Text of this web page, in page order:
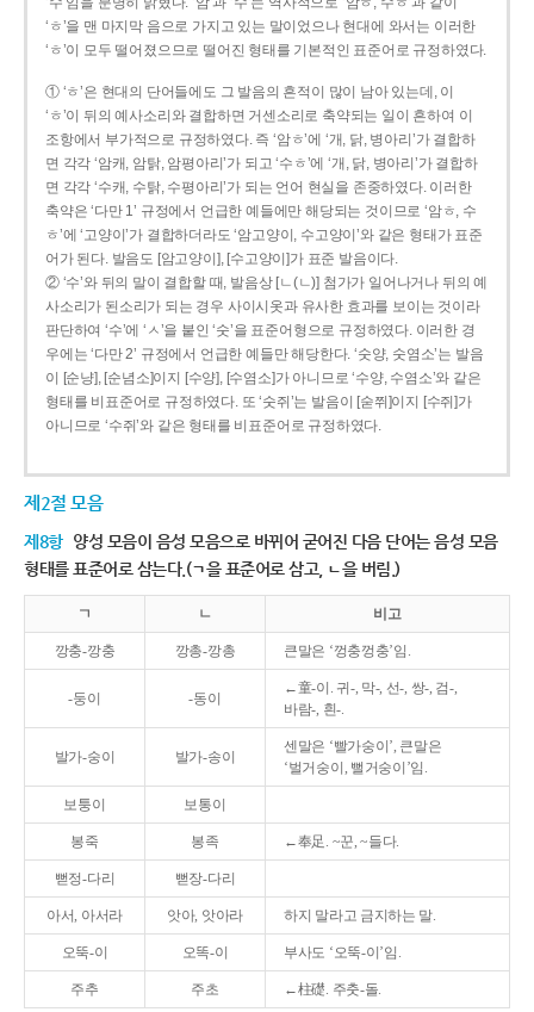
‘ㅎ’을 맨 마지막 음으로 가지고 있는 말이었으나 현대에 와서는 이러한
‘ㅎ’이 모두 떨어졌으므로 떨어진 형태를 기본적인 표준어로 규정하였다.
① ‘ㅎ’은 현대의 단어들에도 그 발음의 흔적이 많이 남아 있는데, 이
‘ㅎ’이 뒤의 예사소리와 결합하면 거센소리로 축약되는 일이 흔하여 이
조항에서 부가적으로 규정하였다. 즉 ‘암ㅎ’에 ‘개, 닭, 병아리’가 결합하
면 각각 ‘암캐, 암탉, 암평아리’가 되고 ‘수ㅎ’에 ‘개, 닭, 병아리’가 결합하
면 각각 ‘수캐, 수탉, 수평아리’가 되는 언어 현실을 존중하였다. 이러한
축약은 ‘다만 1’ 규정에서 언급한 예들에만 해당되는 것이므로 ‘암ㅎ, 수
ㅎ’에 ‘고양이’가 결합하더라도 ‘암고양이, 수고양이’와 같은 형태가 표준
어가 된다. 발음도 [암고양이], [수고양이]가 표준 발음이다.
② ‘수’와 뒤의 말이 결합할 때, 발음상 [ㄴ(ㄴ)] 첨가가 일어나거나 뒤의 예
사소리가 된소리가 되는 경우 사이시옷과 유사한 효과를 보이는 것이라
판단하여 ‘수’에 ‘ㅅ’을 붙인 ‘숫’을 표준어형으로 규정하였다. 이러한 경
우에는 ‘다만 2’ 규정에서 언급한 예들만 해당한다. ‘숫양, 숫염소’는 발음
이 [순냥], [순념소]이지 [수양], [수염소]가 아니므로 ‘수양, 수염소’와 같은
형태를 비표준어로 규정하였다. 또 ‘숫쥐’는 발음이 [숟쮜]이지 [수쥐]가
아니므로 ‘수쥐’와 같은 형태를 비표준어로 규정하였다.
제2절 모음
제8항 양성 모음이 음성 모음으로 바뀌어 굳어진 다음 단어는 음성 모음
형태를 표준어로 삼는다.(ㄱ을 표준어로 삼고, ㄴ을 버림.)
ㄱ ㄴ 비고
깡충-깡충 깡총-깡총 큰말은 ‘껑충껑충’임.
-둥이 -동이
←童-이. 귀-, 막-, 선-, 쌍-, 검-,
바람-, 흰-.
발가-숭이 발가-송이
센말은 ‘빨가숭이’, 큰말은
‘벌거숭이, 뻘거숭이’임.
보퉁이 보통이
봉죽 봉족 ←奉足. ~꾼, ~들다.
뻗정-다리 뻗장-다리
아서, 아서라 앗아, 앗아라 하지 말라고 금지하는 말.
오뚝-이 오똑-이 부사도 ‘오뚝-이’임.
주추 주초 ←柱礎. 주춧-돌.